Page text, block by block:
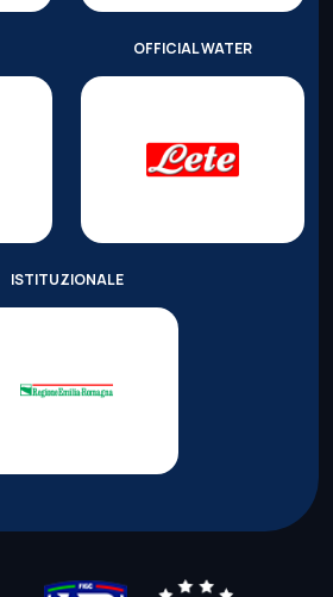
OFFICIAL WATER
ISTITUZIONALE